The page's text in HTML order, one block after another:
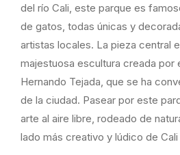
del río Cali, este parque es
de gatos, todas únicas y
artistas locales. La pieza central
majestuosa escultura creada por
Hernando Tejada, que se ha
de la ciudad. Pasear por este
arte al aire libre, rodeado de
lado más creativo y lúdico de Cali